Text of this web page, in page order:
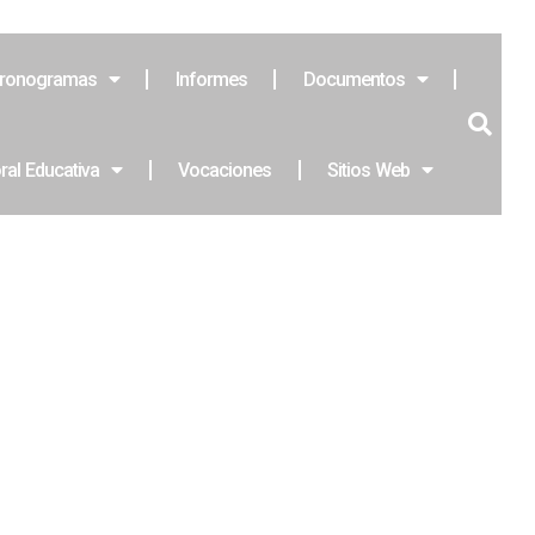
Informes Documentos
Educativa Vocaciones Sitios Web